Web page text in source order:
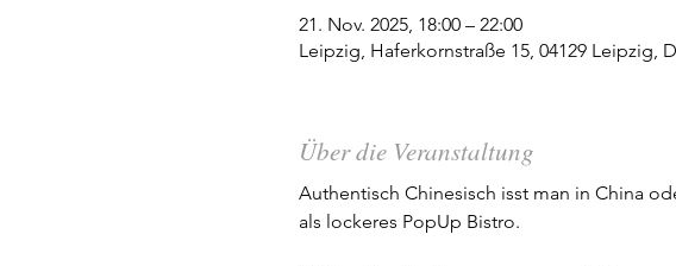
21. Nov. 2025, 18:00 – 22:00
Leipzig, Haferkornstraße 15, 04129 Leipzig,
Über die Veranstaltung
Authentisch Chinesisch isst man in China
als lockeres PopUp Bistro.